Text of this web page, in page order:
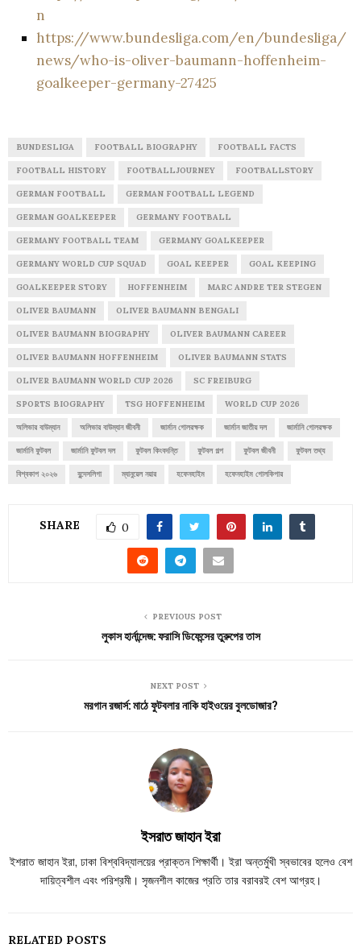
n
https://www.bundesliga.com/en/bundesliga/
news/who-is-oliver-baumann-hoffenheim-
goalkeeper-germany-27425
BUNDESLIGA FOOTBALL BIOGRAPHY FOOTBALL FACTS
FOOTBALL HISTORY FOOTBALLJOURNEY FOOTBALLSTORY
GERMAN FOOTBALL GERMAN FOOTBALL LEGEND
GERMAN GOALKEEPER GERMANY FOOTBALL
GERMANY FOOTBALL TEAM GERMANY GOALKEEPER
GERMANY WORLD CUP SQUAD GOAL KEEPER GOAL KEEPING
GOALKEEPER STORY HOFFENHEIM MARC ANDRE TER STEGEN
OLIVER BAUMANN OLIVER BAUMANN BENGALI
OLIVER BAUMANN BIOGRAPHY OLIVER BAUMANN CAREER
OLIVER BAUMANN HOFFENHEIM OLIVER BAUMANN STATS
OLIVER BAUMANN WORLD CUP 2026 SC FREIBURG
SPORTS BIOGRAPHY TSG HOFFENHEIM WORLD CUP 2026
অলিভার বাউম্যান অলিভার বাউম্যান জীবনী জার্মান গোলরক্ষক জার্মান জাতীয় দল জার্মানি গোলরক্ষক
জার্মানি ফুটবল জার্মানি ফুটবল দল ফুটবল কিংবদন্তি ফুটবল গল্প ফুটবল জীবনী ফুটবল তথ্য
বিশ্বকাপ ২০২৬ বুন্দেসলিগা ম্যানুয়েল নয়ার হফেনহাইম হফেনহাইম গোলকিপার
SHARE 0
PREVIOUS POST
লুকাস হার্নান্দেজ: ফরাসি ডিফেন্সের তুরুপের তাস
NEXT POST
মরগান রজার্স: মাঠে ফুটবলার নাকি হাইওয়ের বুলডোজার?
ইসরাত জাহান ইরা
ইশরাত জাহান ইরা, ঢাকা বিশ্ববিদ্যালয়ের প্রাক্তন শিক্ষার্থী। ইরা অন্তর্মুখী স্বভাবের হলেও বেশ
দায়িত্বশীল এবং পরিশ্রমী। সৃজনশীল কাজের প্রতি তার বরাবরই বেশ আগ্রহ।
RELATED POSTS